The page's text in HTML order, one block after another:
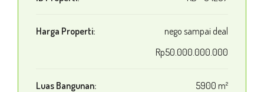
Harga Properti:
nego sampai deal
Rp50.000.000.000
Luas Bangunan: 5900 m²